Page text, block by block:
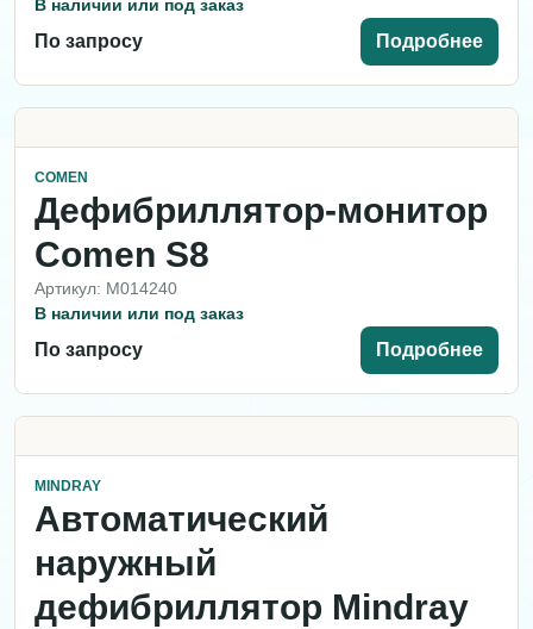
В наличии или под заказ
По запросу Подробнее
COMEN
Дефибриллятор-монитор
Comen S8
Артикул: M014240
В наличии или под заказ
По запросу Подробнее
MINDRAY
Автоматический
наружный
дефибриллятор Mindray